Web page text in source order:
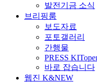
발전기금 소식
브리핑룸
보도자료
포토갤러리
간행물
PRESS KIT
바로 잡습니다
웹진 K&NEW